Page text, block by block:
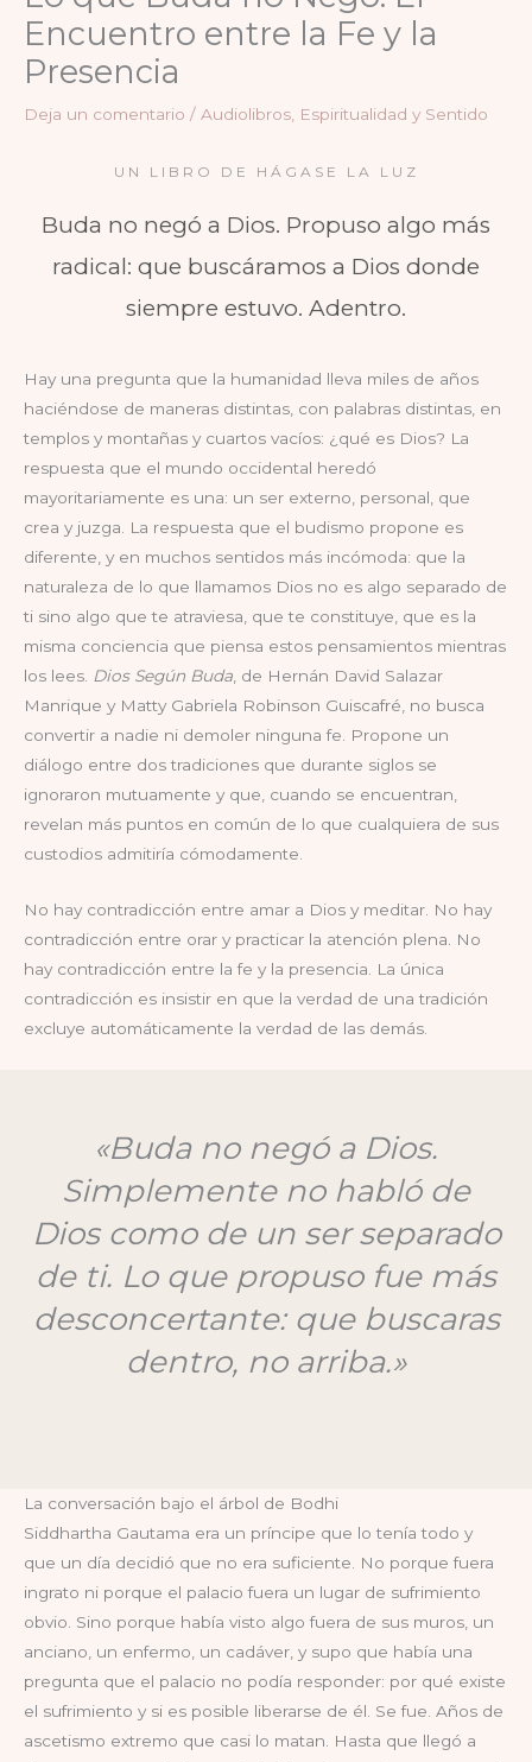
Encuentro entre la Fe y la
Presencia
Deja un comentario / Audiolibros, Espiritualidad y Sentido
UN LIBRO DE HÁGASE LA LUZ
Buda no negó a Dios. Propuso algo más
radical: que buscáramos a Dios donde
siempre estuvo. Adentro.
Hay una pregunta que la humanidad lleva miles de años
haciéndose de maneras distintas, con palabras distintas, en
templos y montañas y cuartos vacíos: ¿qué es Dios? La
respuesta que el mundo occidental heredó
mayoritariamente es una: un ser externo, personal, que
crea y juzga. La respuesta que el budismo propone es
diferente, y en muchos sentidos más incómoda: que la
naturaleza de lo que llamamos Dios no es algo separado de
ti sino algo que te atraviesa, que te constituye, que es la
misma conciencia que piensa estos pensamientos mientras
los lees. Dios Según Buda , de Hernán David Salazar
Manrique y Matty Gabriela Robinson Guiscafré, no busca
convertir a nadie ni demoler ninguna fe. Propone un
diálogo entre dos tradiciones que durante siglos se
ignoraron mutuamente y que, cuando se encuentran,
revelan más puntos en común de lo que cualquiera de sus
custodios admitiría cómodamente.
No hay contradicción entre amar a Dios y meditar. No hay
contradicción entre orar y practicar la atención plena. No
hay contradicción entre la fe y la presencia. La única
contradicción es insistir en que la verdad de una tradición
excluye automáticamente la verdad de las demás.
«Buda no negó a Dios.
Simplemente no habló de
Dios como de un ser separado
de ti. Lo que propuso fue más
desconcertante: que buscaras
dentro, no arriba.»
La conversación bajo el árbol de Bodhi
Siddhartha Gautama era un príncipe que lo tenía todo y
que un día decidió que no era suficiente. No porque fuera
ingrato ni porque el palacio fuera un lugar de sufrimiento
obvio. Sino porque había visto algo fuera de sus muros, un
anciano, un enfermo, un cadáver, y supo que había una
pregunta que el palacio no podía responder: por qué existe
el sufrimiento y si es posible liberarse de él. Se fue. Años de
ascetismo extremo que casi lo matan. Hasta que llegó a